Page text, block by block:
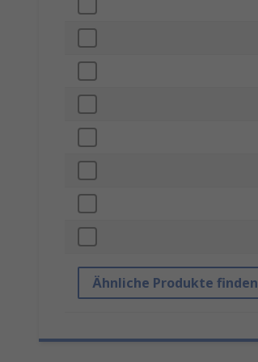
Ähnliche Produkte finden